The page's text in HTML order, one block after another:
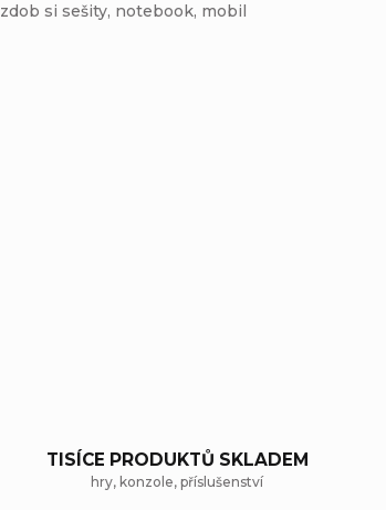
si sešity, notebook, mobil
TISÍCE PRODUKTŮ SKLADEM
hry, konzole, příslušenství